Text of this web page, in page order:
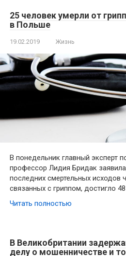
25 человек умерли от
в Польше
19.02.2019 Жизнь
В понедельник главный эксперт
профессор Лидия Бридак
последних смертельных исходов
связанных с гриппом, достигло
Читать полностью
В Великобритании
делу о мошенничестве и